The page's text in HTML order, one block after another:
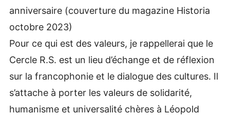
anniversaire (couverture du magazine Historia
octobre 2023)
Pour ce qui est des valeurs, je rappellerai que le
Cercle R.S. est un lieu d’échange et de réflexion
sur la francophonie et le dialogue des cultures. Il
s’attache à porter les valeurs de solidarité,
humanisme et universalité chères à Léopold